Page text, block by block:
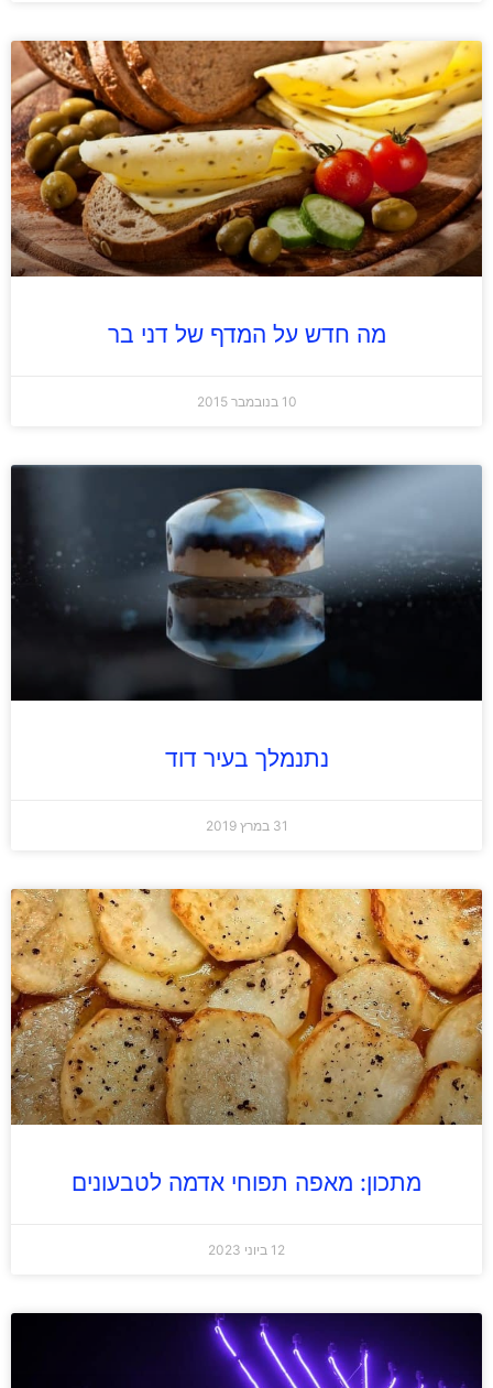
מה חדש על המדף של דני בר
10 בנובמבר 2015
נתנמלך בעיר דוד
31 במרץ 2019
מתכון: מאפה תפוחי אדמה לטבעונים
12 ביוני 2023